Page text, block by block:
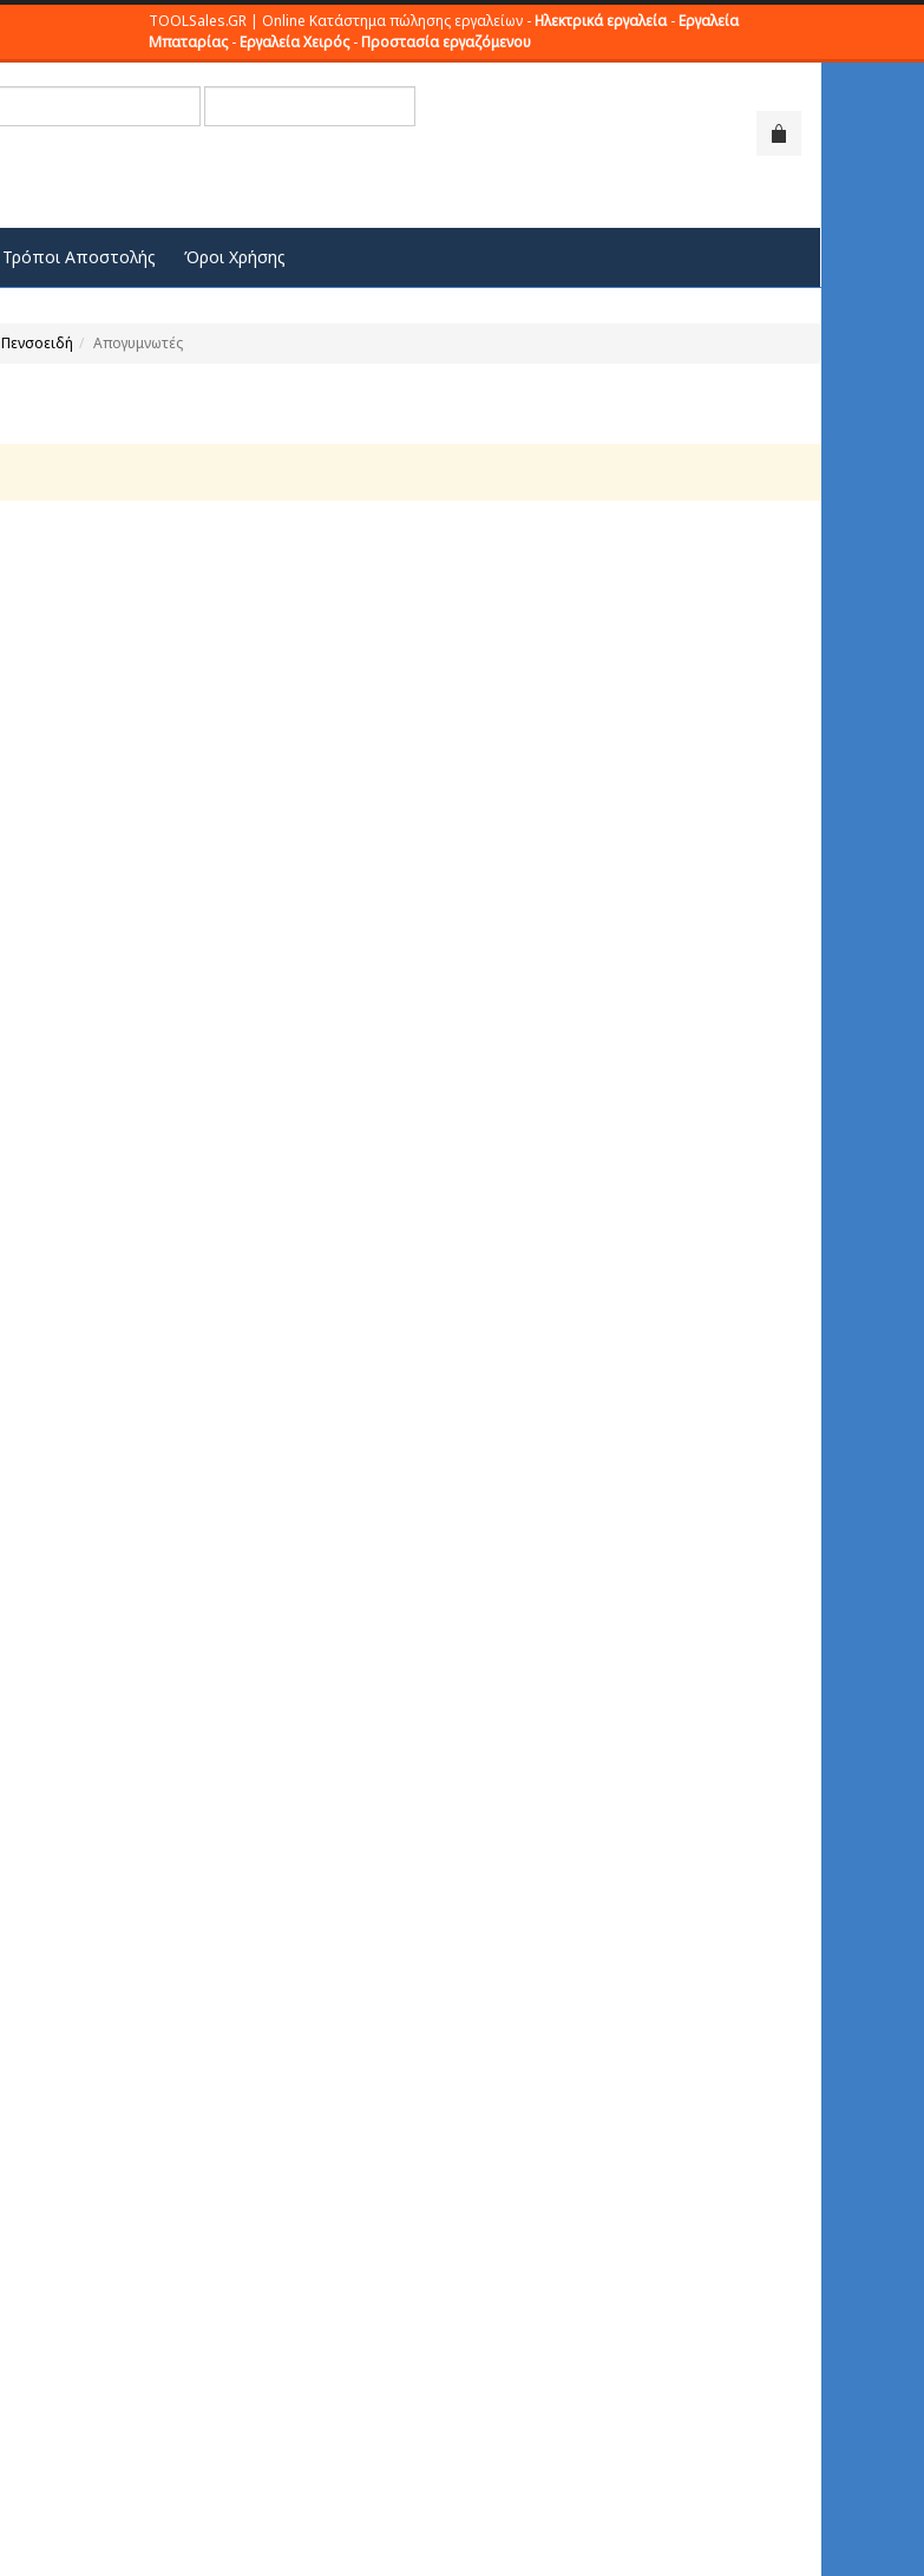
TOOLSales.GR | Online Κατάστημα πώλησης εργαλείων -Ηλεκτρικά εργαλεία-Εργαλεία
Μπαταρίας-Εργαλεία Χειρός-Προστασία εργαζόμενου
Τρόποι Αποστολής Όροι Χρήσης
Πενσοειδή Απογυμνωτές